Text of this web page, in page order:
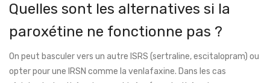
Quelles sont les alternatives si la
paroxétine ne fonctionne pas ?
On peut basculer vers un autre ISRS (sertraline, escitalopram) ou
opter pour une IRSN comme la venlafaxine. Dans les cas